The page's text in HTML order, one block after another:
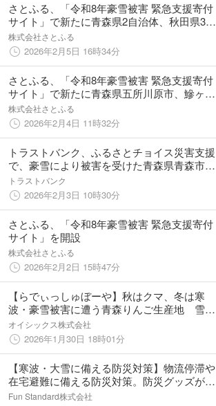
さとふる、「令和8年豪雪被害 緊急支援寄付
サイト」で新たに青森県2自治体、秋田県3自
治体の寄付受け付けを開始
株式会社さとふる
2026年2月5日 16時34分
さとふる、「令和8年豪雪被害 緊急支援寄付
サイト」で新たに青森県五所川原市、鰺ヶ沢
町の寄付受け付けを開始
株式会社さとふる
2026年2月4日 11時32分
トラストバンク、ふるさとチョイス災害支援
で、豪雪により被害を受けた青森県青森市の
ふるさと納税の寄付受け付けを開始
トラストバンク
2026年2月3日 10時30分
さとふる、「令和8年豪雪被害 緊急支援寄付
サイト」を開設
株式会社さとふる
2026年2月2日 15時47分
【らでぃっしゅぼーや】秋はクマ、冬は寒
波・豪雪被害に遭う青森りんご生産地 雪に
りんごを詰めたギフト企画でSNSを通じ産地
への応援メッセージを募集 (1/30〜)
オイシックス株式会社
2026年1月30日 18時01分
【寒波・大雪に備える防災対策】物流停滞や
在宅避難に備える防災対策。防災グッズがお
得に購入できる支援クーポンを発行。
Fun Standard株式会社